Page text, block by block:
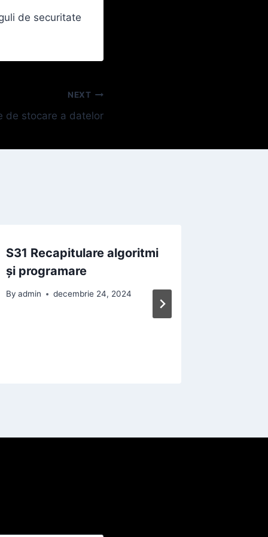
de securitate
NEXT
de stocare a datelor
S31 Recapitulare algoritmi
și programare
By admin decembrie 24, 2024